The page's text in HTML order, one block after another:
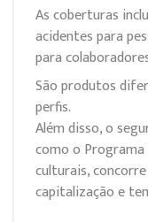
As coberturas
acidentes para
para
São produtos
perfis.
Além disso, o
como o
culturais,
capitalização e